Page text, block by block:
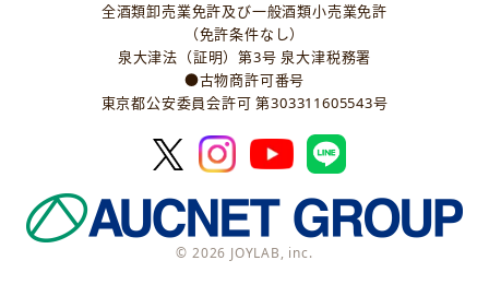
全酒類卸売業免許及び一般酒類小売業免許
（免許条件なし）
泉大津法（証明）第3号 泉大津税務署
●古物商許可番号
東京都公安委員会許可 第303311605543号
© 2026 JOYLAB, inc.